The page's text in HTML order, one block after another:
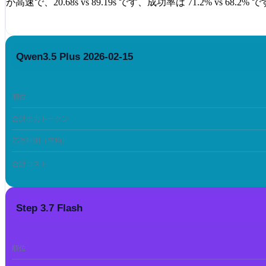
Qwen3.5 Plus 2026-02-15
順位
合計出力トークン
応答時間（平均）
合計コスト
Step 3.7 Flash
順位